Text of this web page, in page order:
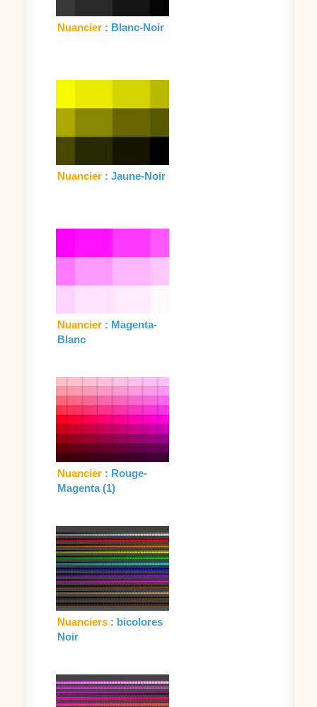
Nuancier : Blanc-Noir
Nuancier : Jaune-Noir
Nuancier : Magenta-
Blanc
Nuancier : Rouge-
Magenta (1)
Nuanciers : bicolores
Noir